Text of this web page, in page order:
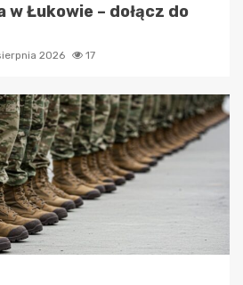
w Łukowie – dołącz do
2026 17